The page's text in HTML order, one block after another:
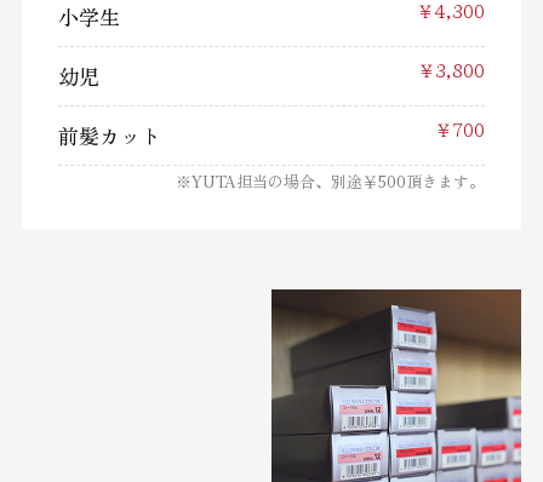
小学生 ￥4,300
幼児 ￥3,800
前髪カット ￥700
※YUTA担当の場合、別途￥500頂きます。